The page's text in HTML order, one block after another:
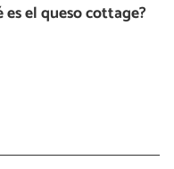
es el queso cottage?